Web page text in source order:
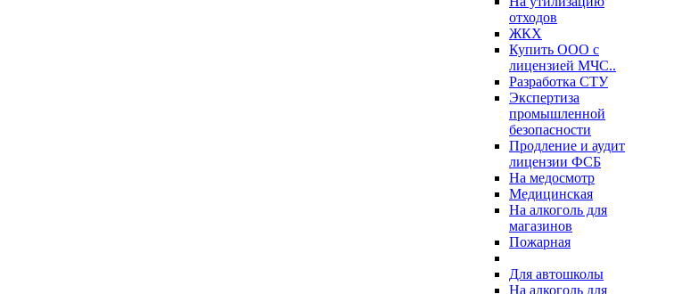
отходов
ЖКХ
Купить ООО с
лицензией МЧС..
Разработка СТУ
Экспертиза
промышленной
безопасности
Продление и аудит
лицензии ФСБ
На медосмотр
Медицинская
На алкоголь для
магазинов
Пожарная
Для автошколы
На алкоголь для